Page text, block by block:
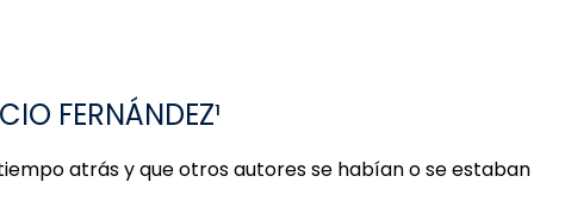
FERNÁNDEZ¹
atrás y que otros autores se habían o se estaban